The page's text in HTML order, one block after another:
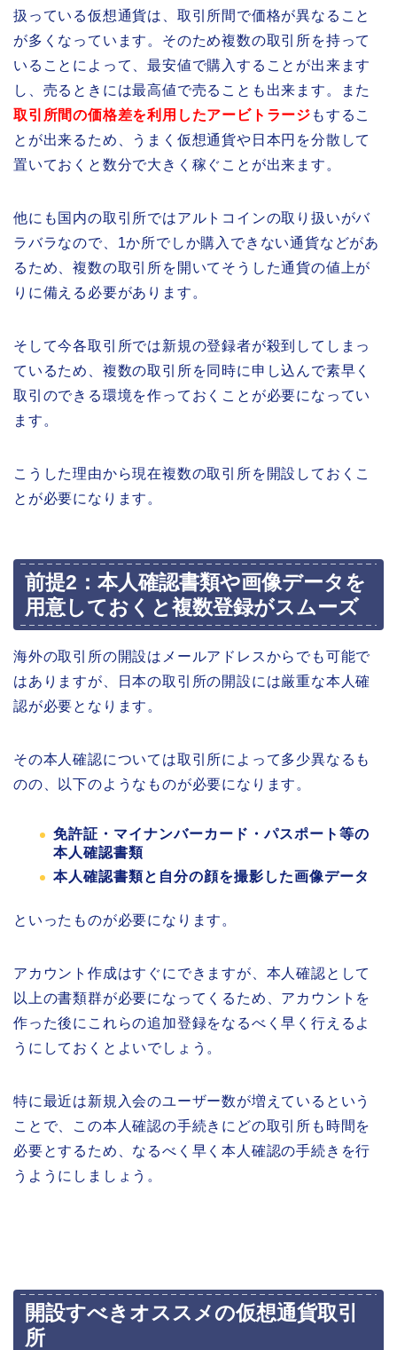
扱っている仮想通貨は、取引所間で価格が異なること
が多くなっています。そのため複数の取引所を持って
いることによって、最安値で購入することが出来ます
し、売るときには最高値で売ることも出来ます。また
取引所間の価格差を利用したアービトラージ もするこ
とが出来るため、うまく仮想通貨や日本円を分散して
置いておくと数分で大きく稼ぐことが出来ます。
他にも国内の取引所ではアルトコインの取り扱いがバ
ラバラなので、1か所でしか購入できない通貨などがあ
るため、複数の取引所を開いてそうした通貨の値上が
りに備える必要があります。
そして今各取引所では新規の登録者が殺到してしまっ
ているため、複数の取引所を同時に申し込んで素早く
取引のできる環境を作っておくことが必要になってい
ます。
こうした理由から現在複数の取引所を開設しておくこ
とが必要になります。
前提2：本人確認書類や画像データを
用意しておくと複数登録がスムーズ
海外の取引所の開設はメールアドレスからでも可能で
はありますが、日本の取引所の開設には厳重な本人確
認が必要となります。
その本人確認については取引所によって多少異なるも
のの、以下のようなものが必要になります。
免許証・マイナンバーカード・パスポート等の
本人確認書類
本人確認書類と自分の顔を撮影した画像データ
といったものが必要になります。
アカウント作成はすぐにできますが、本人確認として
以上の書類群が必要になってくるため、アカウントを
作った後にこれらの追加登録をなるべく早く行えるよ
うにしておくとよいでしょう。
特に最近は新規入会のユーザー数が増えているという
ことで、この本人確認の手続きにどの取引所も時間を
必要とするため、なるべく早く本人確認の手続きを行
うようにしましょう。
開設すべきオススメの仮想通貨取引
所